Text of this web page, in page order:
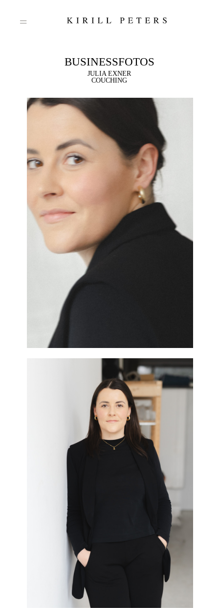
Portfolio
Über mich
Reportagen
Hochzeitsblog
Kontakt
BUSINESSFOTOS
JULIA EXNER
COUCHING